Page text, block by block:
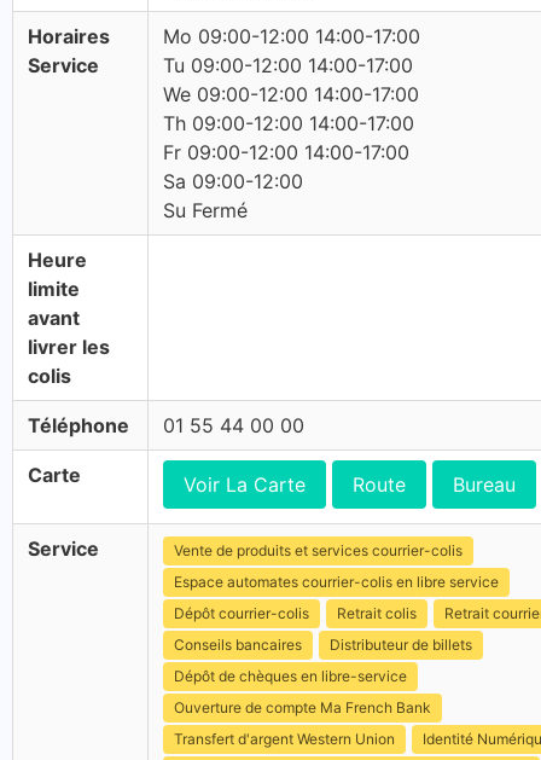
Horaires
Service
Mo 09:00-12:00 14:00-17:00
Tu 09:00-12:00 14:00-17:00
We 09:00-12:00 14:00-17:00
Th 09:00-12:00 14:00-17:00
Fr 09:00-12:00 14:00-17:00
Sa 09:00-12:00
Su Fermé
Heure
limite
avant
livrer les
colis
Téléphone 01 55 44 00 00
Carte Voir La Carte Route Bureau
Service
Vente de produits et services courrier-colis
Espace automates courrier-colis en libre service
Dépôt courrier-colis
Retrait colis
Retrait
Conseils bancaires
Distributeur de billets
Dépôt de chèques en libre-service
Ouverture de compte Ma French Bank
Transfert d'argent Western Union
Identité